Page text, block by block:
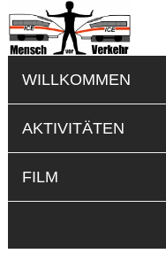
WILLKOMMEN
AKTIVITÄTEN
FILM